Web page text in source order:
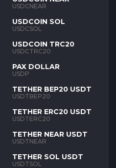
USDCNEAR
USDCOIN SOL
USDCSOL
USDCOIN TRC20
USDCTRC20
PAX DOLLAR
USDP
TETHER BEP20 USDT
USDTBEP20
TETHER ERC20 USDT
USDTERC20
TETHER NEAR USDT
USDTNEAR
TETHER SOL USDT
USDTSOL